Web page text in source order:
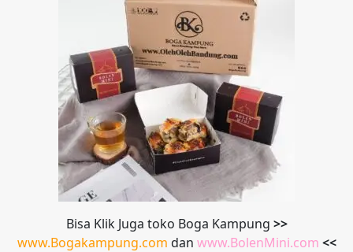
Bisa Klik Juga toko Boga Kampung >>
www.Bogakampung.com dan www.BolenMini.com <<